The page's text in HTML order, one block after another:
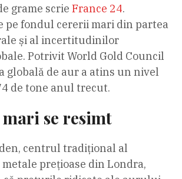
grame scrie France 24.
pe fondul cererii mari din partea
și al incertitudinilor
Potrivit World Gold Council
globală de aur a atins un nivel
de tone anul trecut.
se resimt
centrul tradițional al
prețioase din Londra,